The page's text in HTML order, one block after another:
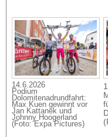
14.6.2026
Podium
Dolomitenadrundfahrt:
Max Kuen gewinnt vor
Jan Kattanek und
Johnny Hoogerland
(Foto: Expa Pictures)